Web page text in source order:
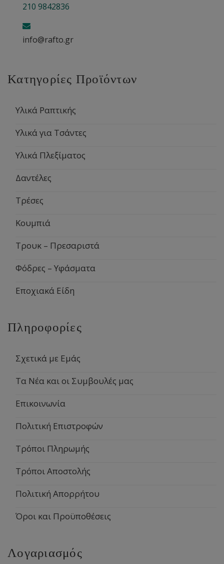
210 9842836
info@rafto.gr
Κατηγορίες Προϊόντων
Υλικά Ραπτικής
Υλικά για Τσάντες
Υλικά Πλεξίματος
Δαντέλες
Τρέσες
Κουμπιά
Τρουκ – Πρεσαριστά
Φόδρες – Υφάσματα
Εποχιακά Είδη
Πληροφορίες
Σχετικά με Εμάς
Τα Νέα και οι Συμβουλές μας
Επικοινωνία
Πολιτική Επιστροφών
Τρόποι Πληρωμής
Τρόποι Αποστολής
Πολιτική Απορρήτου
Όροι και Προϋποθέσεις
Λογαριασμός